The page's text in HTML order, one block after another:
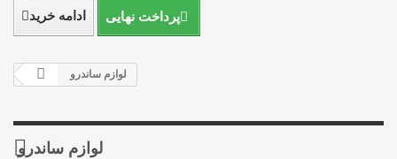
ادامه خرید پرداخت نهایی
لوازم ساندرو
لوازم ساندرو